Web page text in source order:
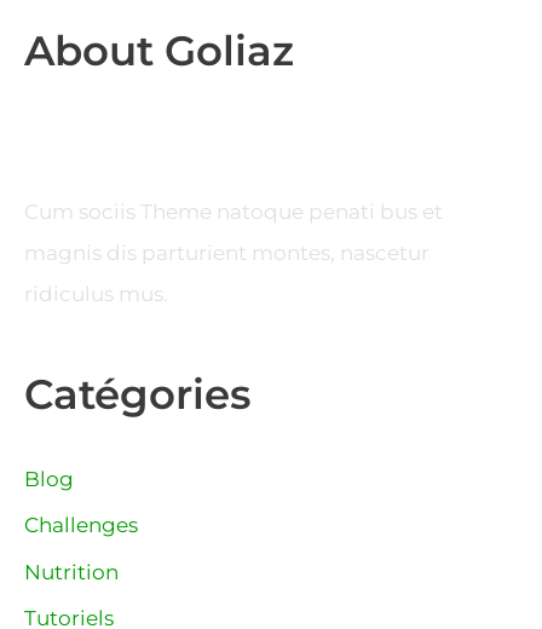
About Goliaz
Cum sociis Theme natoque penati bus et
magnis dis parturient montes, nascetur
ridiculus mus.
Catégories
Blog
Challenges
Nutrition
Tutoriels